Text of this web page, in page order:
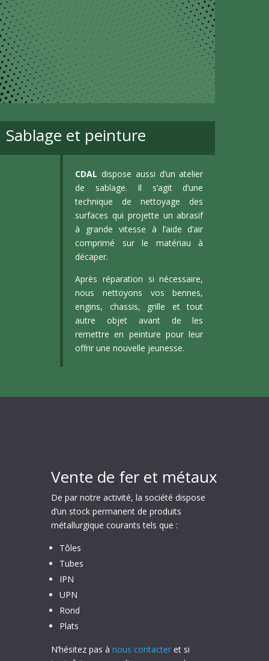
Sablage et peinture
CDAL dispose aussi d’un atelier
de sablage. Il s’agit d’une
technique de nettoyage des
surfaces qui projette un abrasif
à grande vitesse à l’aide d’air
comprimé sur le matériau à
décaper.
Après réparation si nécessaire,
nous nettoyons vos bennes,
engins, chassis, grille et tout
autre objet avant de les
remettre en peinture pour leur
offrir une nouvelle jeunesse.
Vente de fer et métaux
De par notre activité, la société dispose
d’un stock permanent de produits
métallurgique courants tels que :
Tôles
Tubes
IPN
UPN
Rond
Plats
N’hésitez pas à nous contacteret si